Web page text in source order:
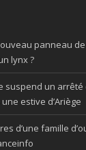
panneau
lynx ?
suspend un
estive d’Ariège
d’une famille